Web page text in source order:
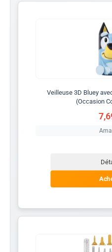
Veilleuse 3D Bluey
(Occasion